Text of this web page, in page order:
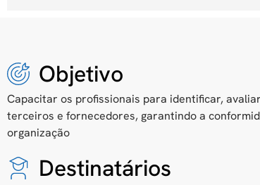
Objetivo
Capacitar os profissionais para identificar,
terceiros e fornecedores, garantindo a
organização
Destinatários